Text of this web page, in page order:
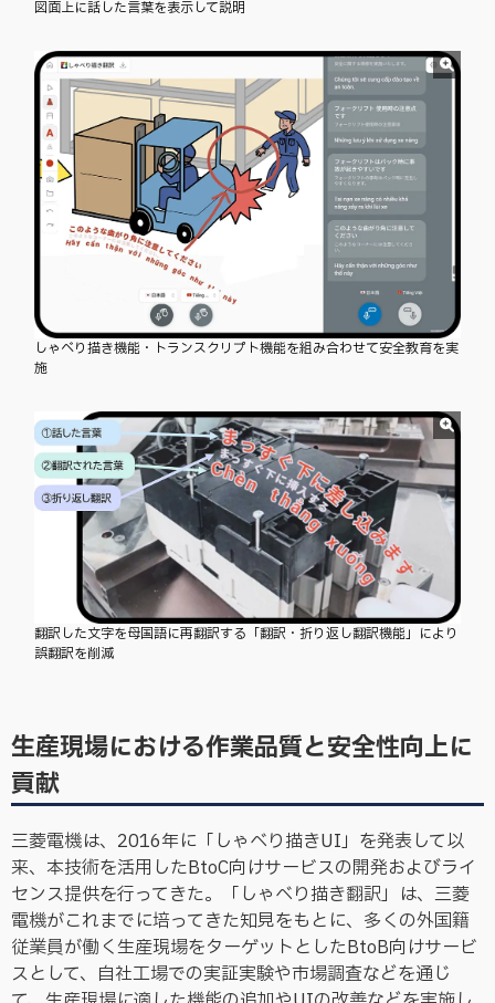
図面上に話した言葉を表示して説明
しゃべり描き機能・トランスクリプト機能を組み合わせて安全教育を実
施
翻訳した文字を母国語に再翻訳する「翻訳・折り返し翻訳機能」により
誤翻訳を削減
生産現場における作業品質と安全性向上に
貢献
三菱電機は、2016年に「しゃべり描きUI」を発表して以
来、本技術を活用したBtoC向けサービスの開発およびライ
センス提供を行ってきた。「しゃべり描き翻訳」は、三菱
電機がこれまでに培ってきた知見をもとに、多くの外国籍
従業員が働く生産現場をターゲットとしたBtoB向けサービ
スとして、自社工場での実証実験や市場調査などを通じ